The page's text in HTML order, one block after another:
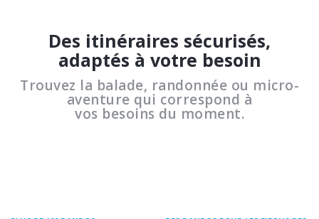
Des itinéraires sécurisés,
adaptés à votre besoin
Trouvez la balade, randonnée ou micro-
aventure qui correspond à
vos besoins du moment.